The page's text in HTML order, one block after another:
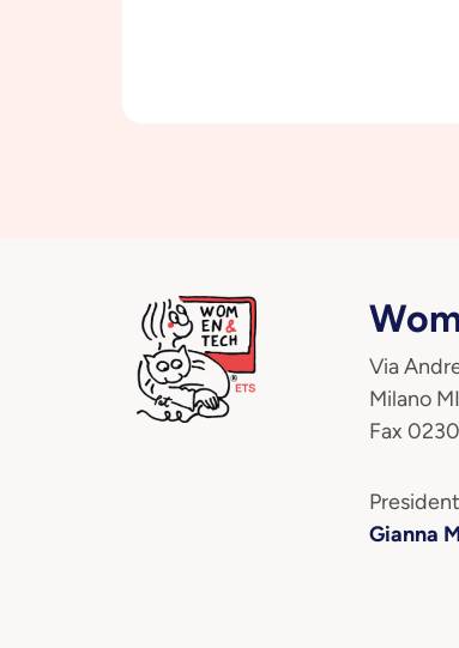
Via
Milano
Fax
Gianna